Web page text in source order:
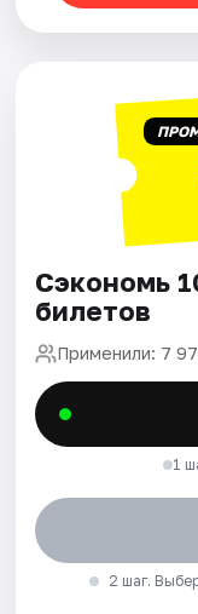
Сэкономь
билетов
Применили: 7
1
2 шаг.